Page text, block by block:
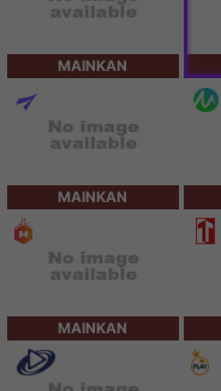
MAINKAN
MAINKAN
MAINKAN